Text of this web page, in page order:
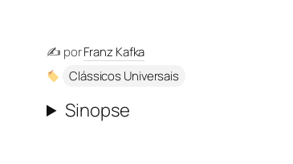
✍️ porFranz Kafka
Clássicos Universais
Sinopse